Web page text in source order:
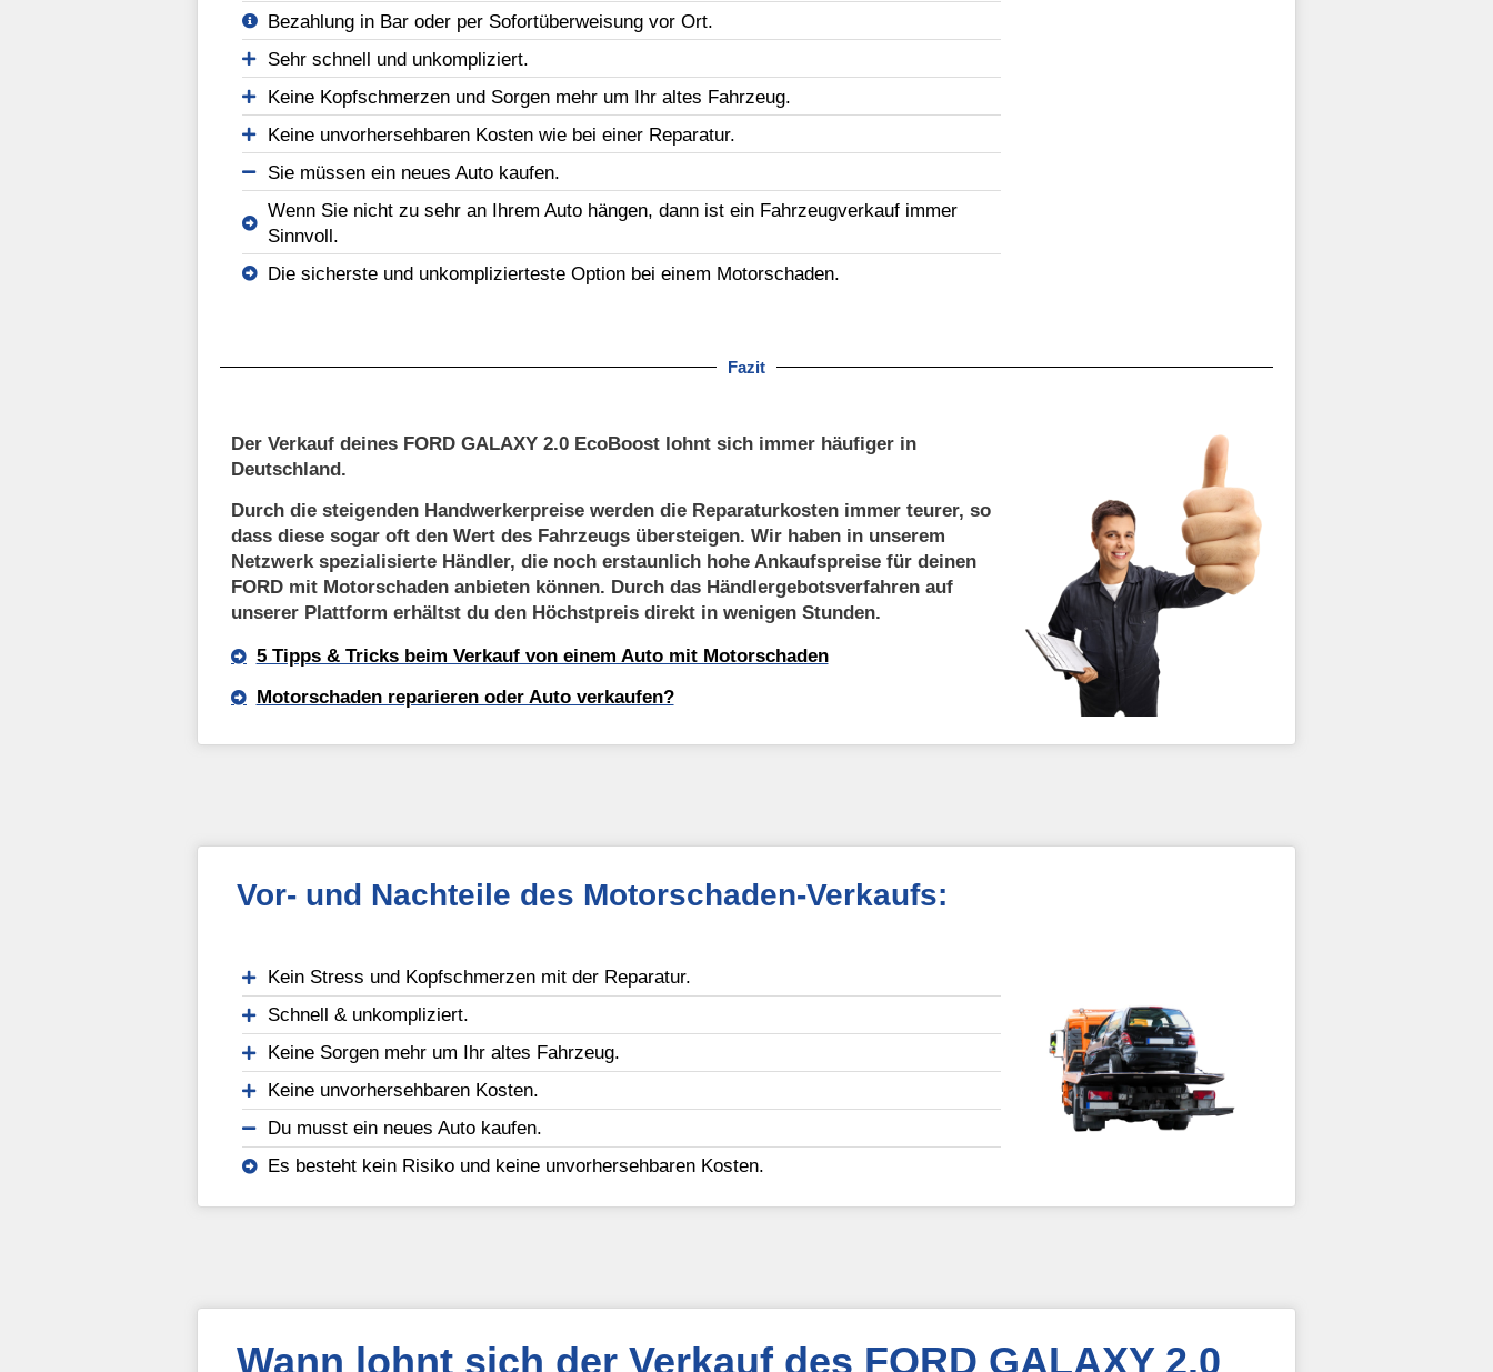
Bezahlung in Bar oder per Sofortüberweisung vor Ort.
Sehr schnell und unkompliziert.
Keine Kopfschmerzen und Sorgen mehr um Ihr altes Fahrzeug.
Keine unvorhersehbaren Kosten wie bei einer Reparatur.
Sie müssen ein neues Auto kaufen.
Wenn Sie nicht zu sehr an Ihrem Auto hängen, dann ist ein Fahrzeugverkauf immer
Sinnvoll.
Die sicherste und unkomplizierteste Option bei einem Motorschaden.
Fazit
Der Verkauf deines FORD GALAXY 2.0 EcoBoost lohnt sich immer häufiger in
Deutschland.
Durch die steigenden Handwerkerpreise werden die Reparaturkosten immer teurer, so
dass diese sogar oft den Wert des Fahrzeugs übersteigen. Wir haben in unserem
Netzwerk spezialisierte Händler, die noch erstaunlich hohe Ankaufspreise für deinen
FORD mit Motorschaden anbieten können. Durch das Händlergebotsverfahren auf
unserer Plattform erhältst du den Höchstpreis direkt in wenigen Stunden.
5 Tipps & Tricks beim Verkauf von einem Auto mit Motorschaden
Motorschaden reparieren oder Auto verkaufen?
Vor- und Nachteile des Motorschaden-Verkaufs:
Kein Stress und Kopfschmerzen mit der Reparatur.
Schnell & unkompliziert.
Keine Sorgen mehr um Ihr altes Fahrzeug.
Keine unvorhersehbaren Kosten.
Du musst ein neues Auto kaufen.
Es besteht kein Risiko und keine unvorhersehbaren Kosten.
Wann lohnt sich der Verkauf des FORD GALAXY 2.0